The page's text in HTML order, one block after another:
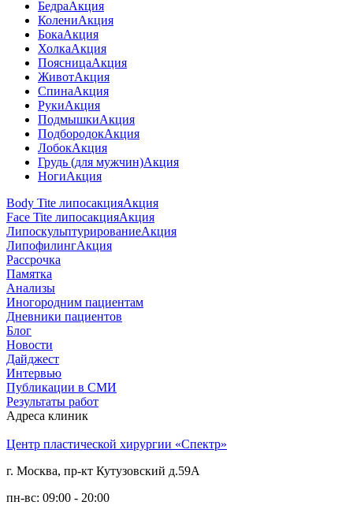
БедраАкция
КолениАкция
БокаАкция
ХолкаАкция
ПоясницаАкция
ЖивотАкция
СпинаАкция
РукиАкция
ПодмышкиАкция
ПодбородокАкция
ЛобокАкция
Грудь (для мужчин)Акция
НогиАкция
Body Tite липосакцияАкция
Face Tite липосакцияАкция
ЛипоскульптурированиеАкция
ЛипофилингАкция
Рассрочка
Памятка
Анализы
Иногородним пациентам
Дневники пациентов
Блог
Новости
Дайджест
Интервью
Публикации в СМИ
Результаты работ
Адреса клиник
Центр пластической хирургии «Спектр»
г. Москва, пр-кт Кутузовский д.59А
пн-вс: 09:00 - 20:00